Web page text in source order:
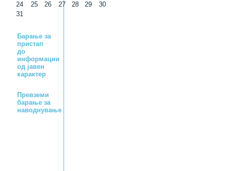
24
25 26 27 28 29
30
31
Барање за
пристап
до
информации
од јавен
карактер
Превземи
барање за
наводнување